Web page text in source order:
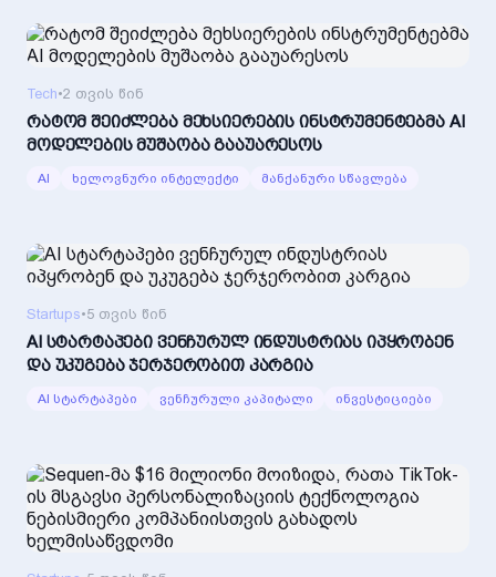
Tech•2 თვის წინ
რატომ შეიძლება მეხსიერების ინსტრუმენტებმა AI
მოდელების მუშაობა გააუარესოს
AI ხელოვნური ინტელექტი მანქანური სწავლება
Startups•5 თვის წინ
AI სტარტაპები ვენჩურულ ინდუსტრიას იპყრობენ
და უკუგება ჯერჯერობით კარგია
AI სტარტაპები ვენჩურული კაპიტალი ინვესტიციები